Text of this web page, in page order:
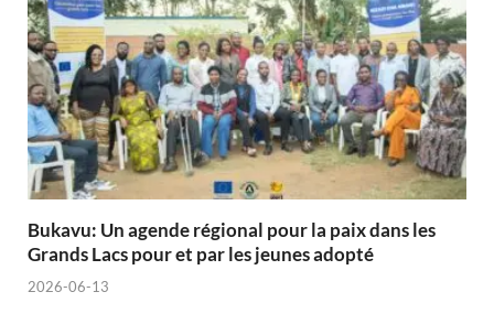
Bukavu: Un agende régional pour la paix dans les
Grands Lacs pour et par les jeunes adopté
2026-06-13